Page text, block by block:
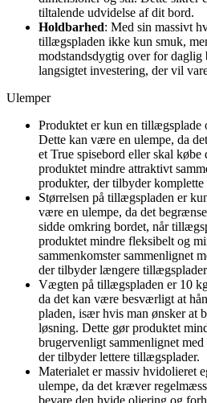
tiltalende udvidelse af dit bord.
Holdbarhed: Med sin massivt
tillægspladen ikke kun smuk,
modstandsdygtig over for daglig
langsigtet investering, der vil
Ulemper
Produktet er kun en tillægsplade
Dette kan være en ulempe, da
et True spisebord eller skal købe
produktet mindre attraktivt
produkter, der tilbyder komplette
Størrelsen på tillægspladen er
være en ulempe, da det
sidde omkring bordet, når
produktet mindre fleksibelt og
sammenkomster sammenlignet
der tilbyder længere
Vægten på tillægspladen er 10
da det kan være besværligt at
pladen, især hvis man ønsker at
løsning. Dette gør produktet
brugervenligt sammenlignet
der tilbyder lettere tillægsplader.
Materialet er massiv hvidolieret
ulempe, da det kræver
bevare den hvide oliering og